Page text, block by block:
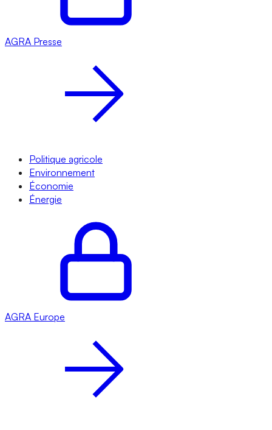
AGRA Presse
Politique agricole
Environnement
Économie
Énergie
AGRA Europe